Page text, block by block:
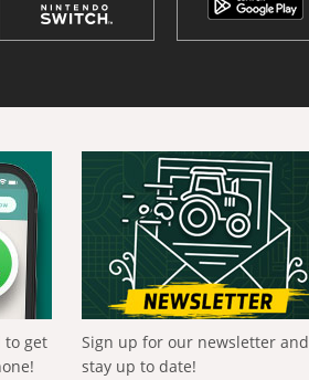
to get
Sign up for our newsletter and
stay up to date!